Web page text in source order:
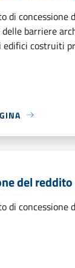
di concessione
delle barriere
costruiti
del
di concessione